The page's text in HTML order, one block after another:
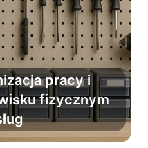
pracy i
fizycznym
porządku i
stały element